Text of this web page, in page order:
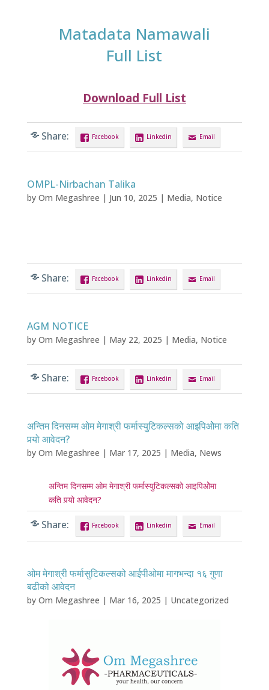
Matadata Namawali
Full List
Download Full List
Share: Facebook Linkedin Email
OMPL-Nirbachan Talika
by Om Megashree | Jun 10, 2025 | Media, Notice
Share: Facebook Linkedin Email
AGM NOTICE
by Om Megashree | May 22, 2025 | Media, Notice
Share: Facebook Linkedin Email
अन्तिम दिनसम्म ओम मेगाश्री फर्मास्युटिकल्सको आइपिओेमा कति
पर्‍यो आवेदन?
by Om Megashree | Mar 17, 2025 | Media, News
अन्तिम दिनसम्म ओम मेगाश्री फर्मास्युटिकल्सको आइपिओेमा
कति पर्‍यो आवेदन?
Share: Facebook Linkedin Email
ओम मेगाश्री फर्मासुटिकल्सको आईपीओमा मागभन्दा १६ गुणा
बढीको आवेदन
by Om Megashree | Mar 16, 2025 | Uncategorized